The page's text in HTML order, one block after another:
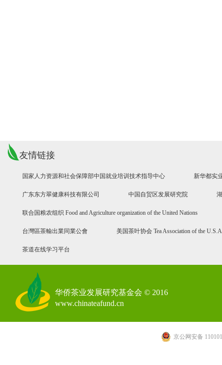
友情链接
国家人力资源和社会保障部中国就业培训技术指导中心 新华都实
广东东方翠健康科技有限公司 中国自贸区发展研究院
联合国粮农组织 Food and Agriculture organization of the United Nations
台灣區茶輸出業同業公會 美国茶叶协会 Tea Association of the U.S.A
茶道在线学习平台
华侨茶业发展研究基金会 © 2016
www.chinateafund.cn
京公网安备